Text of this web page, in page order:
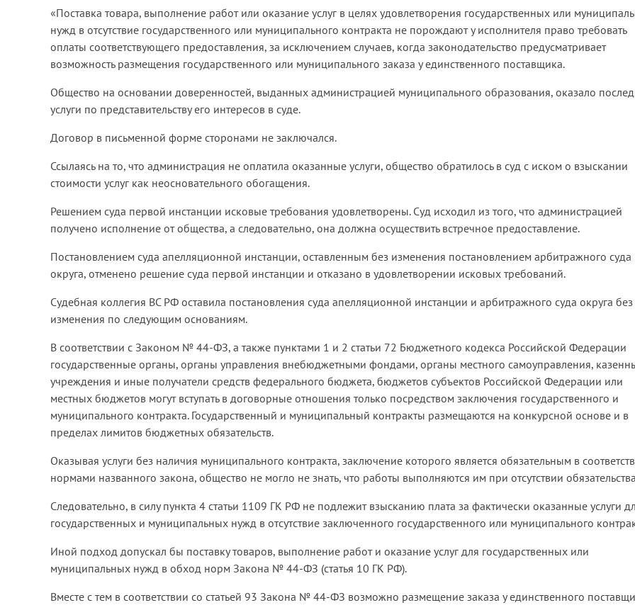
«Поставка товара, выполнение работ или оказание услуг в целях удовлетворения государственных или
нужд в отсутствие государственного или муниципального контракта не порождают у исполнителя право требовать
оплаты соответствующего предоставления, за исключением случаев, когда законодательство предусматривает
возможность размещения государственного или муниципального заказа у единственного поставщика.
Общество на основании доверенностей, выданных администрацией муниципального образования, оказало
услуги по представительству его интересов в суде.
Договор в письменной форме сторонами не заключался.
Ссылаясь на то, что администрация не оплатила оказанные услуги, общество обратилось в суд с иском о взыскании
стоимости услуг как неосновательного обогащения.
Решением суда первой инстанции исковые требования удовлетворены. Суд исходил из того, что администрацией
получено исполнение от общества, а следовательно, она должна осуществить встречное предоставление.
Постановлением суда апелляционной инстанции, оставленным без изменения постановлением арбитражного суда
округа, отменено решение суда первой инстанции и отказано в удовлетворении исковых требований.
Судебная коллегия ВС РФ оставила постановления суда апелляционной инстанции и арбитражного суда округа без
изменения по следующим основаниям.
В соответствии с Законом № 44-ФЗ, а также пунктами 1 и 2 статьи 72 Бюджетного кодекса Российской Федерации
государственные органы, органы управления внебюджетными фондами, органы местного самоуправления,
учреждения и иные получатели средств федерального бюджета, бюджетов субъектов Российской Федерации или
местных бюджетов могут вступать в договорные отношения только посредством заключения государственного и
муниципального контракта. Государственный и муниципальный контракты размещаются на конкурсной основе и в
пределах лимитов бюджетных обязательств.
Оказывая услуги без наличия муниципального контракта, заключение которого является обязательным в
нормами названного закона, общество не могло не знать, что работы выполняются им при отсутствии
Следовательно, в силу пункта 4 статьи 1109 ГК РФ не подлежит взысканию плата за фактически оказанные услуги
государственных и муниципальных нужд в отсутствие заключенного государственного или муниципального
Иной подход допускал бы поставку товаров, выполнение работ и оказание услуг для государственных или
муниципальных нужд в обход норм Закона № 44-ФЗ (статья 10 ГК РФ).
Вместе с тем в соответствии со статьей 93 Закона № 44-ФЗ возможно размещение заказа у единственного